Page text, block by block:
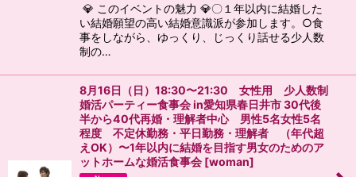
💎 このイベントの魅力 💎〇１年以内に結婚した
い結婚願望の高い結婚意識派が参加します。○食
事をしながら、ゆっくり、じっくり話せる少人数
制の…
8月16日（日）18:30〜21:30 女性用 少人数制
婚活パーティー食事会 in愛知県春日井市 30代後
半から40代再婚・理解者中心 男性5名女性5名
程度 不定休勤務・平日勤務・理解者 （年代超
えOK）〜1年以内に結婚を目指す男女のためのア
ットホームな婚活食事会 [woman]